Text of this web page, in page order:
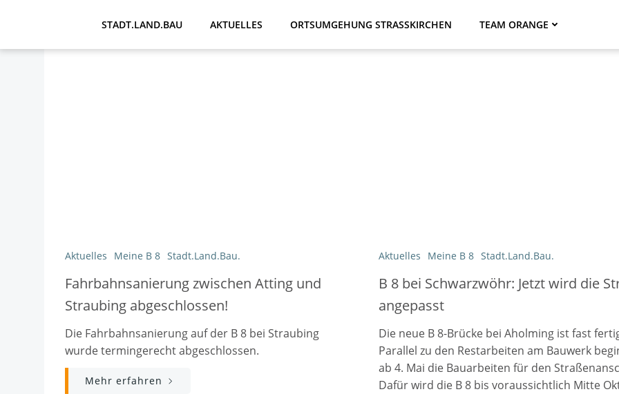
STADT.LAND.BAU AKTUELLES ORTSUMGEHUNG STRASSKIRCHEN TEAM ORANGE
Aktuelles Meine B 8 Stadt.Land.Bau.
Fahrbahnsanierung zwischen Atting und
Straubing abgeschlossen!
Die Fahrbahnsanierung auf der B 8 bei Straubing
wurde termingerecht abgeschlossen.
Mehr erfahren
Aktuelles Meine B 8 Stadt.Land.Bau.
B 8 bei Schwarzwöhr: Jetzt wird die
angepasst
Die neue B 8-Brücke bei Aholming ist fast
Parallel zu den Restarbeiten am Bauwerk
ab 4. Mai die Bauarbeiten für den
Dafür wird die B 8 bis voraussichtlich Mitte